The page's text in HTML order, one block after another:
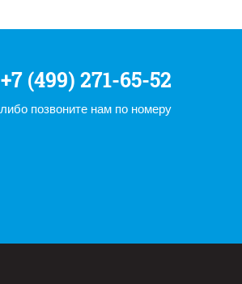
+7 (499) 271-65-52
либо позвоните нам по номеру